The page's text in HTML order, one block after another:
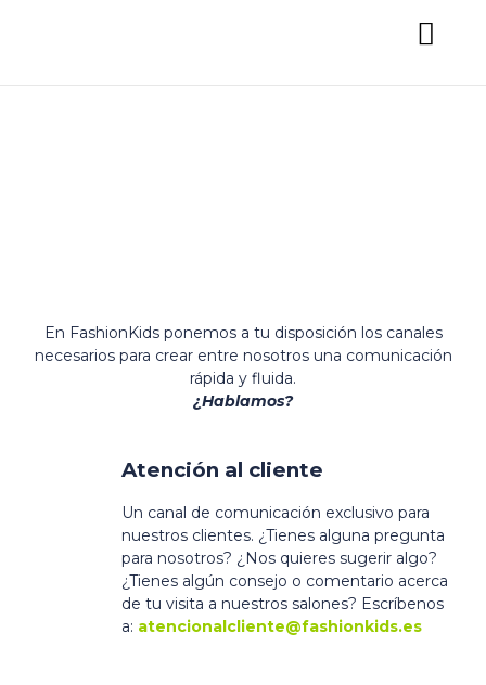
En FashionKids ponemos a tu disposición los canales
necesarios para crear entre nosotros una comunicación
rápida y fluida.
¿Hablamos?
Atención al cliente
Un canal de comunicación exclusivo para
nuestros clientes. ¿Tienes alguna pregunta
para nosotros? ¿Nos quieres sugerir algo?
¿Tienes algún consejo o comentario acerca
de tu visita a nuestros salones? Escríbenos
a: atencionalcliente@fashionkids.es